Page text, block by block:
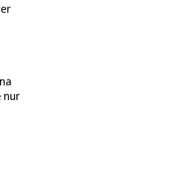
nur